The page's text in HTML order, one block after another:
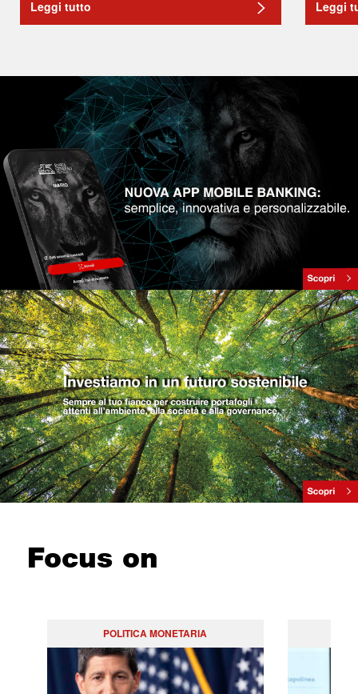
Leggi tutto Leggi
Focus on
POLITICA MONETARIA